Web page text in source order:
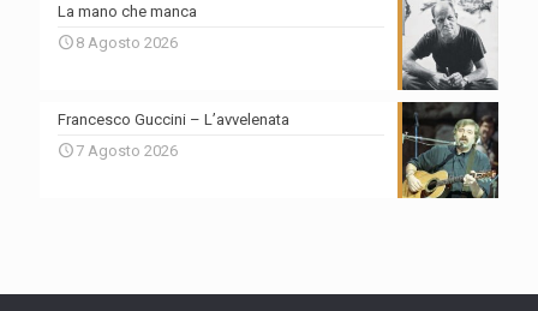
La mano che manca
8 Agosto 2026
Francesco Guccini – L’avvelenata
7 Agosto 2026